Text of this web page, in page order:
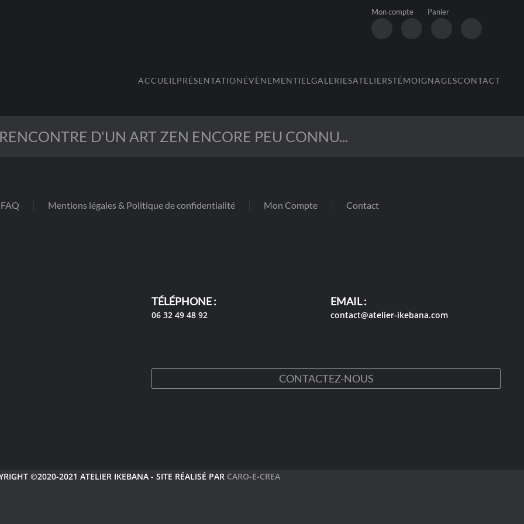
Mon compte Panier
ACCUEIL PRÉSENTATIONÉVÈNEMENTIEL GALERIESATELIERSTÉMOIGNAGESCONTACT
D'UN ART ZEN ENCORE PEU CONNU...
FAQ Mentions légales & Politique de confidentialité Mon Compte Contact
TÉLÉPHONE :
06 32 49 48 92
EMAIL :
contact@atelier-ikebana.com
CONTACTEZ-NOUS
©2020-2021 ATELIER IKEBANA - SITE RÉALISÉ PAR CARO-E-CREA